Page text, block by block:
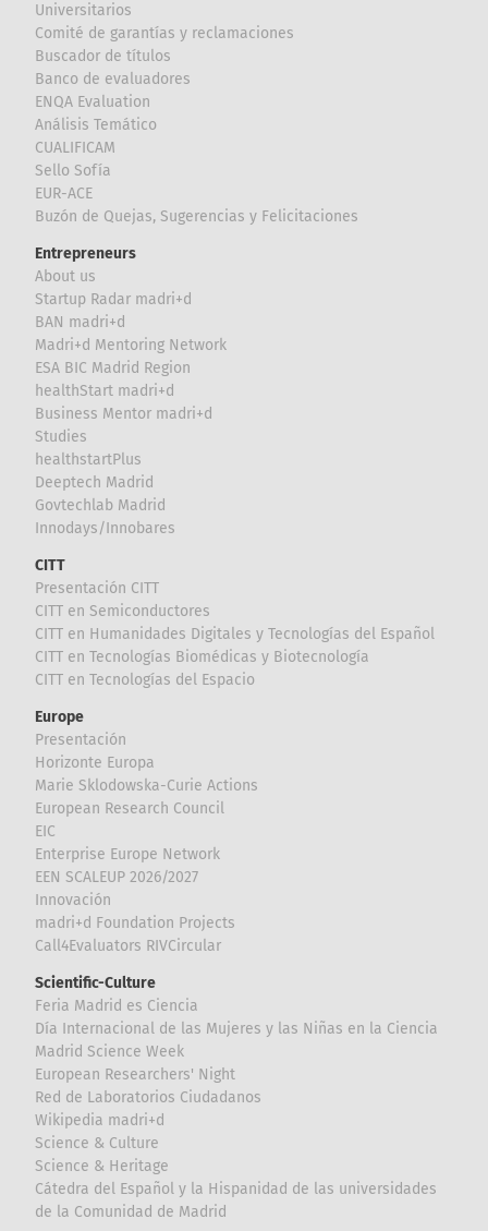
Universitarios
Comité de garantías y reclamaciones
Buscador de títulos
Banco de evaluadores
ENQA Evaluation
Análisis Temático
CUALIFICAM
Sello Sofía
EUR-ACE
Buzón de Quejas, Sugerencias y Felicitaciones
Entrepreneurs
About us
Startup Radar madri+d
BAN madri+d
Madri+d Mentoring Network
ESA BIC Madrid Region
healthStart madri+d
Business Mentor madri+d
Studies
healthstartPlus
Deeptech Madrid
Govtechlab Madrid
Innodays/Innobares
CITT
Presentación CITT
CITT en Semiconductores
CITT en Humanidades Digitales y Tecnologías del Español
CITT en Tecnologías Biomédicas y Biotecnología
CITT en Tecnologías del Espacio
Europe
Presentación
Horizonte Europa
Marie Sklodowska-Curie Actions
European Research Council
EIC
Enterprise Europe Network
EEN SCALEUP 2026/2027
Innovación
madri+d Foundation Projects
Call4Evaluators RIVCircular
Scientific-Culture
Feria Madrid es Ciencia
Día Internacional de las Mujeres y las Niñas en la Ciencia
Madrid Science Week
European Researchers' Night
Red de Laboratorios Ciudadanos
Wikipedia madri+d
Science & Culture
Science & Heritage
Cátedra del Español y la Hispanidad de las universidades
de la Comunidad de Madrid